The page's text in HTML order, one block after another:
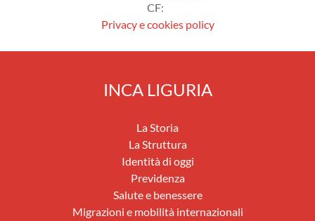
CF:
Privacy e cookies policy
INCA LIGURIA
La Storia
La Struttura
Identità di oggi
Previdenza
Salute e benessere
Migrazioni e mobilità internazionali